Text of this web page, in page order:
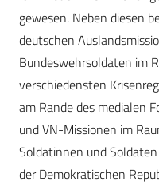
gewesen. Neben diesen
deutschen
Bundeswehrsoldaten im
verschiedensten
am Rande des medialen
und VN-Missionen im
Soldatinnen und
der Demokratischen